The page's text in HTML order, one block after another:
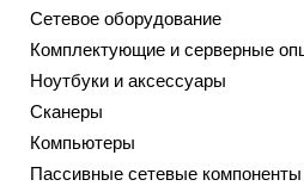
Сетевое оборудование
Комплектующие и серверные
Ноутбуки и аксессуары
Сканеры
Компьютеры
Пассивные сетевые компоненты